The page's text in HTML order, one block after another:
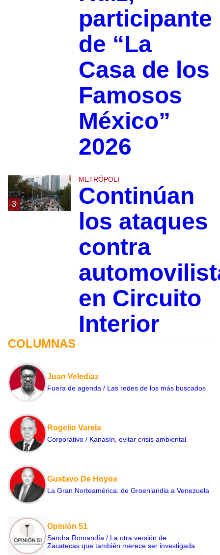
participante
de “La
Casa de los
Famosos
México”
2026
3
METRÓPOLI
Continúan
los ataques
contra
en Circuito
Interior
COLUMNAS
Juan Veledíaz
Fuera de agenda / Las redes de los más buscados
Rogelio Varela
Corporativo / Kanasín, evitar crisis ambiental
Gustavo De Hoyos
La Gran Norteamérica: de Groenlandia a Venezuela
Opinión 51
Sandra Romandía / La otra versión de
Zacatecas que también merece ser investigada